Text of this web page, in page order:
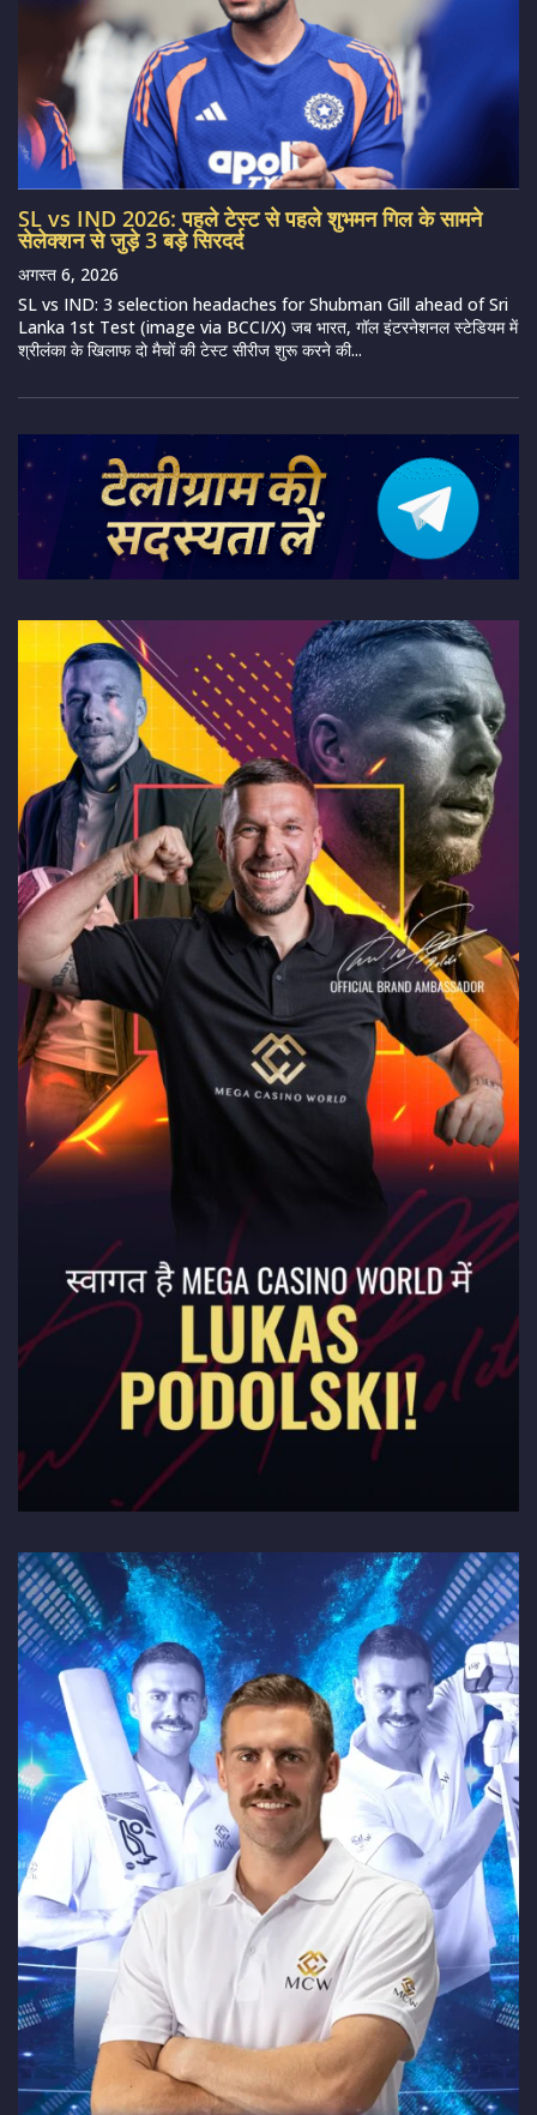
SL vs IND 2026: पहले टेस्ट से पहले शुभमन गिल के सामने
सेलेक्शन से जुड़े 3 बड़े सिरदर्द
अगस्त 6, 2026
SL vs IND: 3 selection headaches for Shubman Gill ahead of Sri
Lanka 1st Test (image via BCCI/X) जब भारत, गॉल इंटरनेशनल स्टेडियम में
श्रीलंका के खिलाफ दो मैचों की टेस्ट सीरीज शुरू करने की...